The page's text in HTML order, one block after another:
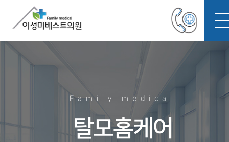
Family medical
탈모홈케어